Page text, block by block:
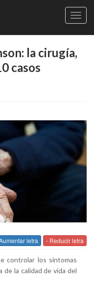
la cirugía,
casos
letra - Reducir letra
controlar los síntomas
de la calidad de vida del